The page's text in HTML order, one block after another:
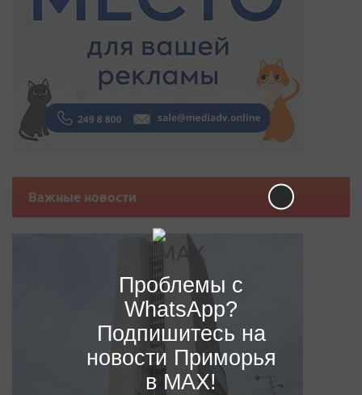
Важные новости
Проблемы с
WhatsApp?
Подпишитесь на
новости Приморья
в MAX!